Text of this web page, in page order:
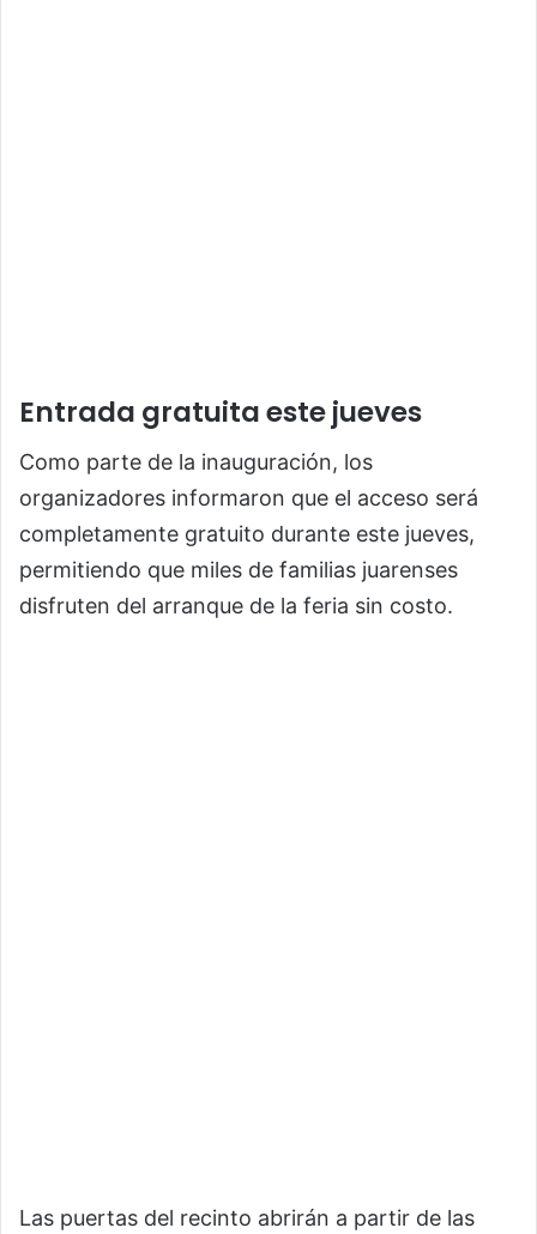
Entrada gratuita este jueves
Como parte de la inauguración, los
organizadores informaron que el acceso será
completamente gratuito durante este jueves,
permitiendo que miles de familias juarenses
disfruten del arranque de la feria sin costo.
Las puertas del recinto abrirán a partir de las